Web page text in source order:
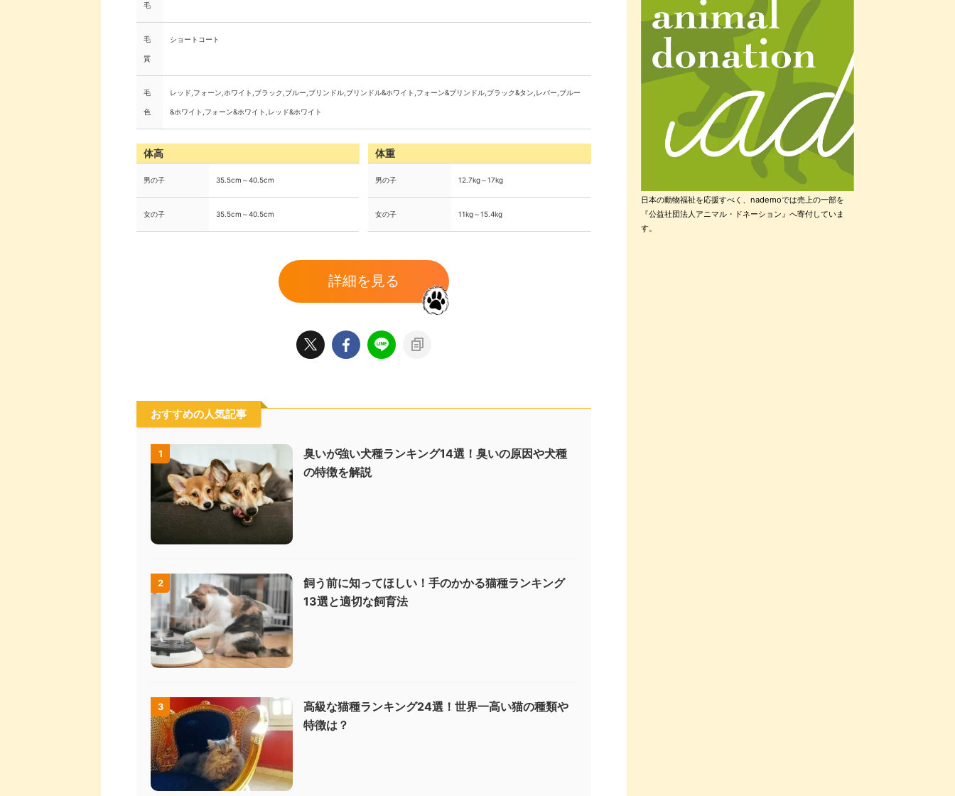
毛
毛
質
ショートコート
毛
色
レッド,フォーン,ホワイト,ブラック,ブルー,ブリンドル,ブリンドル&ホワイト,フォーン&ブリンドル,ブラック&タン,レバー,ブルー
&ホワイト,フォーン&ホワイト,レッド&ホワイト
体高
男の子 35.5cm～40.5cm
女の子 35.5cm～40.5cm
体重
男の子 12.7kg～17kg
女の子 11kg～15.4kg
詳細を見る
おすすめの人気記事
1
臭いが強い犬種ランキング14選！臭いの原因や犬種
の特徴を解説
2
飼う前に知ってほしい！手のかかる猫種ランキング
13選と適切な飼育法
3
高級な猫種ランキング24選！世界一高い猫の種類や
特徴は？
日本の動物福祉を応援すべく、nademoでは売上の一部を
『公益社団法人アニマル・ドネーション』へ寄付していま
す。